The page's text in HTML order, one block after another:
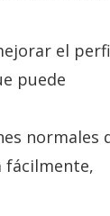
el
puede
normales
fácilmente,